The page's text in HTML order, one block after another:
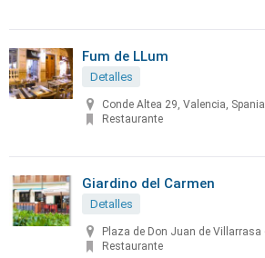
Fum de LLum
Detalles
Conde Altea 29, Valencia, Spania
Restaurante
Giardino del Carmen
Detalles
Plaza de Don Juan de Villarrasa
Restaurante